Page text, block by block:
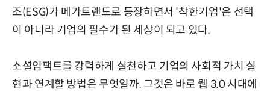
조(ESG)가 메가트랜드로 등장하면서 '착한기업'은 선택
이 아니라 기업의 필수가 된 세상이 되고 있다.
소셜임팩트를 강력하게 실천하고 기업의 사회적 가치 실
현과 연계할 방법은 무엇일까. 그것은 바로 웹 3.0 시대에